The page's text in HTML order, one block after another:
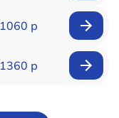
1060 р
1360 р